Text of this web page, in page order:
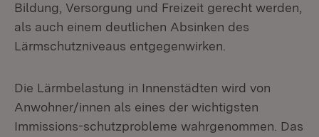
Bildung, Versorgung und Freizeit gerecht werden,
als auch einem deutlichen Absinken des
Lärmschutzniveaus entgegenwirken.
Die Lärmbelastung in Innenstädten wird von
Anwohner/innen als eines der wichtigsten
Immissions-schutzprobleme wahrgenommen. Das